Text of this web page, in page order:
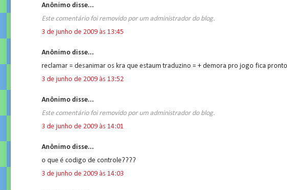
Anônimo disse...
Este comentário foi removido por um administrador do blog.
3 de junho de 2009 às 13:45
Anônimo disse...
reclamar = desanimar os kra que estaum traduzino = + demora pro jogo fica pronto
3 de junho de 2009 às 13:52
Anônimo disse...
Este comentário foi removido por um administrador do blog.
3 de junho de 2009 às 14:01
Anônimo disse...
o que é codigo de controle????
3 de junho de 2009 às 14:03